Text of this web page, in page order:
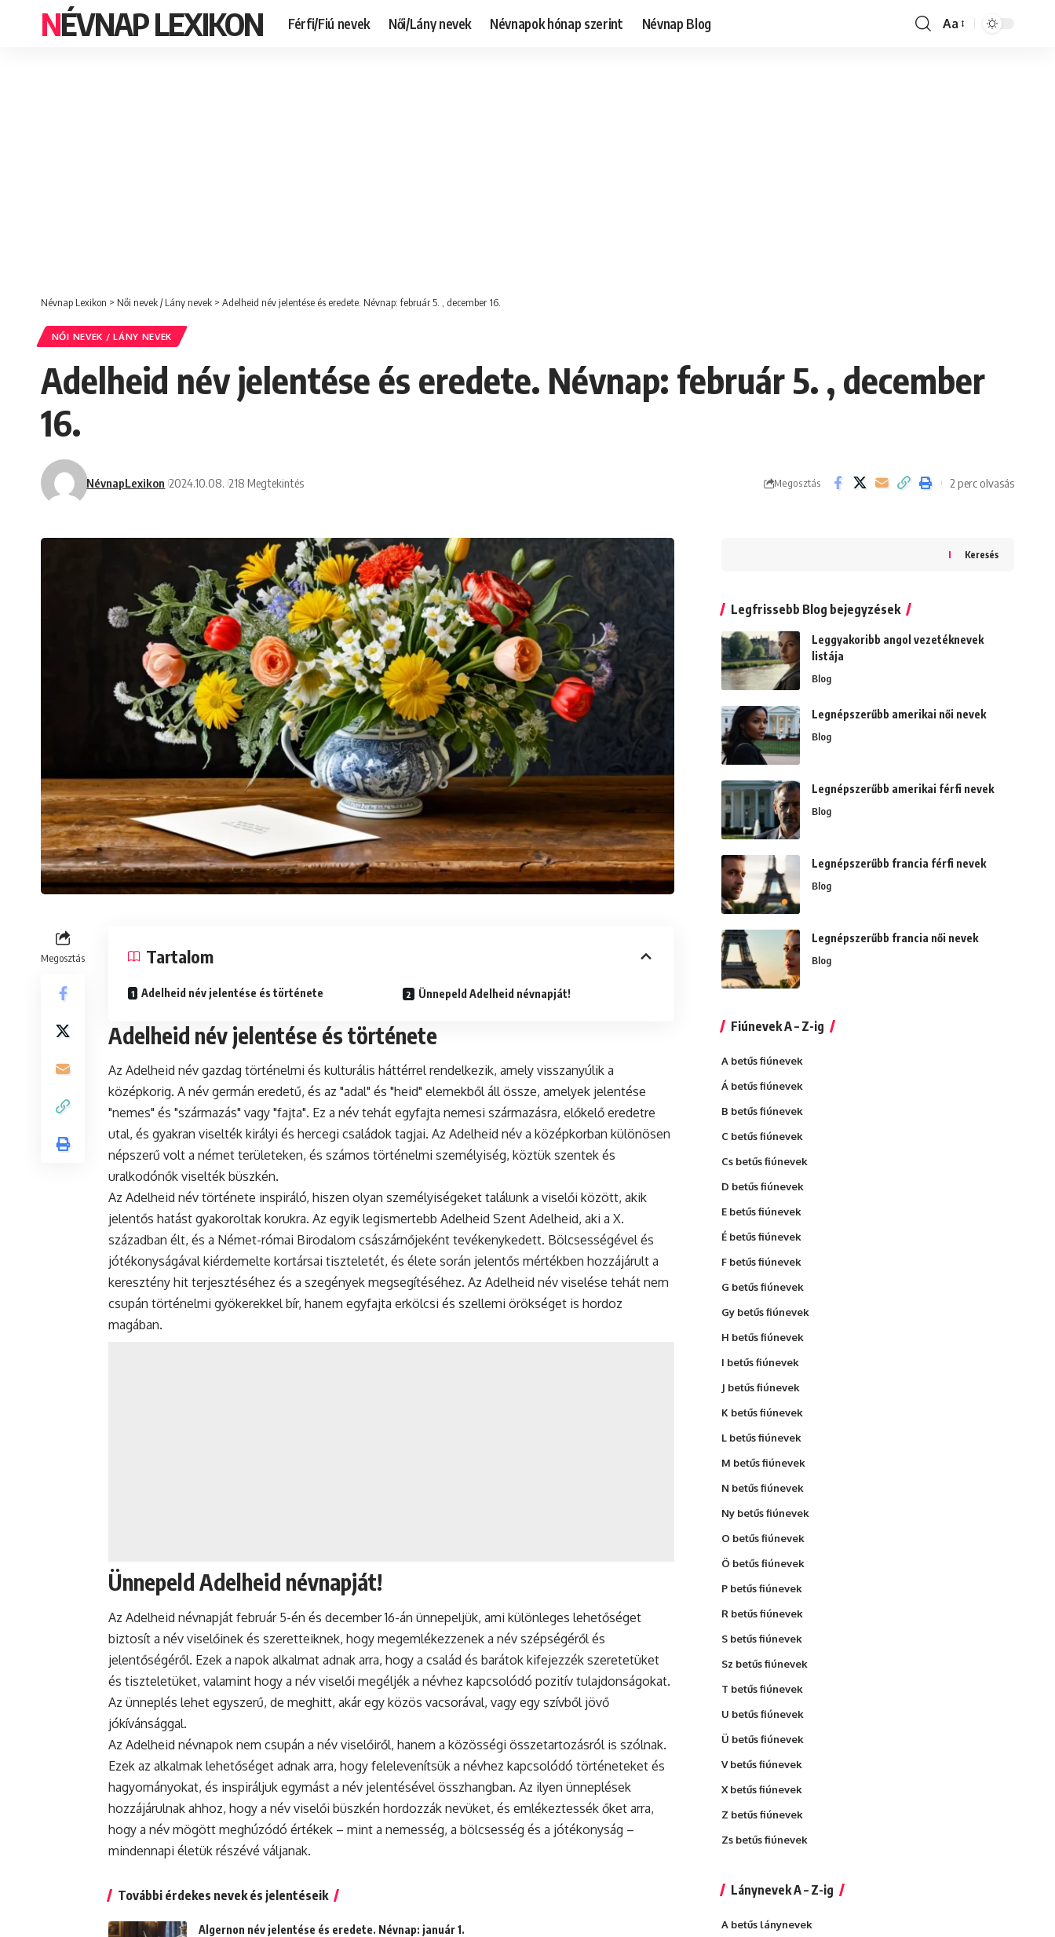
NÉVNAP LEXIKON Férfi/Fiú nevek Női/Lány nevek Névnapok hónap szerint Névnap Blog
Font
Aa
Névnap Lexikon > Női nevek / Lány nevek > Adelheid név jelentése és eredete. Névnap: február 5. , december 16.
NŐI NEVEK / LÁNY NEVEK
Adelheid név jelentése és eredete. Névnap: február 5. , december
16.
NévnapLexikon 2024.10.08. 218 Megtekintés Megosztás 2 perc olvasás
Megosztás Tartalom
Adelheid név jelentése és története Ünnepeld Adelheid névnapját!
Adelheid név jelentése és története
Az Adelheid név gazdag történelmi és kulturális háttérrel rendelkezik, amely visszanyúlik a
középkorig. A név germán eredetű, és az "adal" és "heid" elemekből áll össze, amelyek jelentése
"nemes" és "származás" vagy "fajta". Ez a név tehát egyfajta nemesi származásra, előkelő eredetre
utal, és gyakran viselték királyi és hercegi családok tagjai. Az Adelheid név a középkorban különösen
népszerű volt a német területeken, és számos történelmi személyiség, köztük szentek és
uralkodónők viselték büszkén.
Az Adelheid név története inspiráló, hiszen olyan személyiségeket találunk a viselői között, akik
jelentős hatást gyakoroltak korukra. Az egyik legismertebb Adelheid Szent Adelheid, aki a X.
században élt, és a Német-római Birodalom császárnőjeként tevékenykedett. Bölcsességével és
jótékonyságával kiérdemelte kortársai tiszteletét, és élete során jelentős mértékben hozzájárult a
keresztény hit terjesztéséhez és a szegények megsegítéséhez. Az Adelheid név viselése tehát nem
csupán történelmi gyökerekkel bír, hanem egyfajta erkölcsi és szellemi örökséget is hordoz
magában.
Ünnepeld Adelheid névnapját!
Az Adelheid névnapját február 5-én és december 16-án ünnepeljük, ami különleges lehetőséget
biztosít a név viselőinek és szeretteiknek, hogy megemlékezzenek a név szépségéről és
jelentőségéről. Ezek a napok alkalmat adnak arra, hogy a család és barátok kifejezzék szeretetüket
és tiszteletüket, valamint hogy a név viselői megéljék a névhez kapcsolódó pozitív tulajdonságokat.
Az ünneplés lehet egyszerű, de meghitt, akár egy közös vacsorával, vagy egy szívből jövő
jókívánsággal.
Az Adelheid névnapok nem csupán a név viselőiről, hanem a közösségi összetartozásról is szólnak.
Ezek az alkalmak lehetőséget adnak arra, hogy felelevenítsük a névhez kapcsolódó történeteket és
hagyományokat, és inspiráljuk egymást a név jelentésével összhangban. Az ilyen ünneplések
hozzájárulnak ahhoz, hogy a név viselői büszkén hordozzák nevüket, és emlékeztessék őket arra,
hogy a név mögött meghúzódó értékek – mint a nemesség, a bölcsesség és a jótékonyság –
mindennapi életük részévé váljanak.
További érdekes nevek és jelentéseik
Algernon név jelentése és eredete. Névnap: január 1.
Keresés
Legfrissebb Blog bejegyzések
Leggyakoribb angol vezetéknevek
listája
Blog
Legnépszerűbb amerikai női nevek
Blog
Legnépszerűbb amerikai férfi nevek
Blog
Legnépszerűbb francia férfi nevek
Blog
Legnépszerűbb francia női nevek
Blog
Fiúnevek A – Z-ig
A betűs fiúnevek
Á betűs fiúnevek
B betűs fiúnevek
C betűs fiúnevek
Cs betűs fiúnevek
D betűs fiúnevek
E betűs fiúnevek
É betűs fiúnevek
F betűs fiúnevek
G betűs fiúnevek
Gy betűs fiúnevek
H betűs fiúnevek
I betűs fiúnevek
J betűs fiúnevek
K betűs fiúnevek
L betűs fiúnevek
M betűs fiúnevek
N betűs fiúnevek
Ny betűs fiúnevek
O betűs fiúnevek
Ö betűs fiúnevek
P betűs fiúnevek
R betűs fiúnevek
S betűs fiúnevek
Sz betűs fiúnevek
T betűs fiúnevek
U betűs fiúnevek
Ü betűs fiúnevek
V betűs fiúnevek
X betűs fiúnevek
Z betűs fiúnevek
Zs betűs fiúnevek
Lánynevek A – Z-ig
A betűs lánynevek